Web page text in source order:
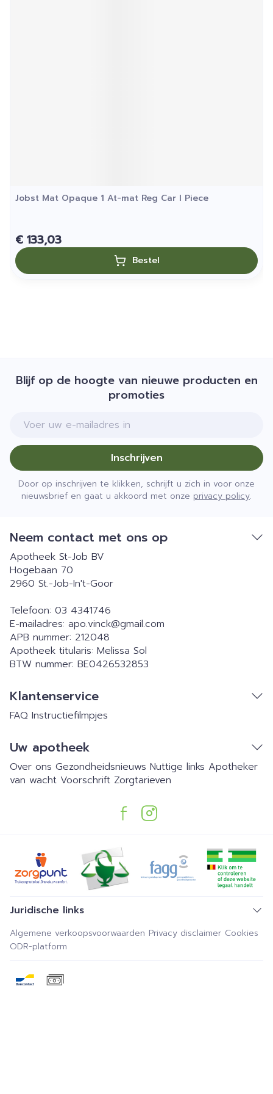
Jobst Mat Opaque 1 At-mat Reg Car I Piece
€ 133,03
Bestel
Blijf op de hoogte van nieuwe producten en
promoties
E-mail adres
Inschrijven
Door op inschrijven te klikken, schrijft u zich in voor onze
nieuwsbrief en gaat u akkoord met onze privacy policy.
Neem contact met ons op
Apotheek St-Job BV
Hogebaan 70
2960 St.-Job-In't-Goor
Telefoon: 03 4341746
E-mailadres: apo.vinck@gmail.com
APB nummer: 212048
Apotheek titularis: Melissa Sol
BTW nummer: BE0426532853
Klantenservice
FAQ Instructiefilmpjes
Uw apotheek
Over ons Gezondheidsnieuws Nuttige links Apotheker
van wacht Voorschrift Zorgtarieven
Juridische links
Algemene verkoopsvoorwaarden Privacy disclaimer Cookies
ODR-platform